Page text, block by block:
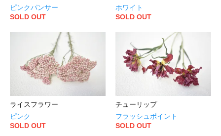
ピンクパンサー
SOLD OUT
ホワイト
SOLD OUT
ライスフラワー
ピンク
SOLD OUT
チューリップ
フラッシュポイント
SOLD OUT